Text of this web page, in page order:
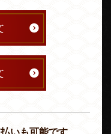
いも可能です